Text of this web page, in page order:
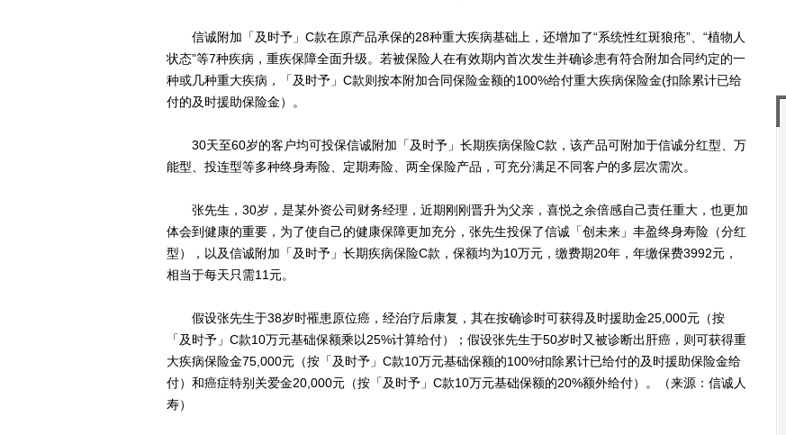
信诚附加「及时予」C款在原产品承保的28种重大疾病基础上，还增加了“系统性红斑狼疮”、“植物人
状态”等7种疾病，重疾保障全面升级。若被保险人在有效期内首次发生并确诊患有符合附加合同约定的一
种或几种重大疾病，「及时予」C款则按本附加合同保险金额的100%给付重大疾病保险金(扣除累计已给
付的及时援助保险金）。
30天至60岁的客户均可投保信诚附加「及时予」长期疾病保险C款，该产品可附加于信诚分红型、万
能型、投连型等多种终身寿险、定期寿险、两全保险产品，可充分满足不同客户的多层次需次。
张先生，30岁，是某外资公司财务经理，近期刚刚晋升为父亲，喜悦之余倍感自己责任重大，也更加
体会到健康的重要，为了使自己的健康保障更加充分，张先生投保了信诚「创未来」丰盈终身寿险（分红
型），以及信诚附加「及时予」长期疾病保险C款，保额均为10万元，缴费期20年，年缴保费3992元，
相当于每天只需11元。
假设张先生于38岁时罹患原位癌，经治疗后康复，其在按确诊时可获得及时援助金25,000元（按
「及时予」C款10万元基础保额乘以25%计算给付）；假设张先生于50岁时又被诊断出肝癌，则可获得重
大疾病保险金75,000元（按「及时予」C款10万元基础保额的100%扣除累计已给付的及时援助保险金给
付）和癌症特别关爱金20,000元（按「及时予」C款10万元基础保额的20%额外给付）。（来源：信诚人
寿）